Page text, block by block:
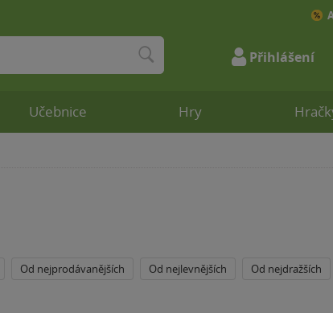
Od nejprodávanějších Od nejlevnějších Od nejdražších
Učebnice Hry
Přihlášení